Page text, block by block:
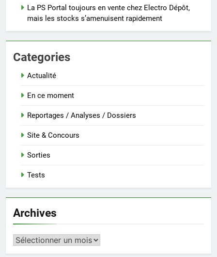
La PS Portal toujours en vente chez Electro Dépôt,
mais les stocks s’amenuisent rapidement
Categories
Actualité
En ce moment
Reportages / Analyses / Dossiers
Site & Concours
Sorties
Tests
Archives
Archives